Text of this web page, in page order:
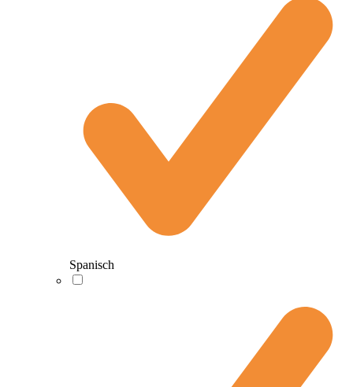
Spanisch